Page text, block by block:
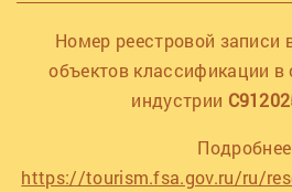
Номер реестровой записи
объектов классификации в
индустрии
https://tourism.fsa.gov.ru/ru/